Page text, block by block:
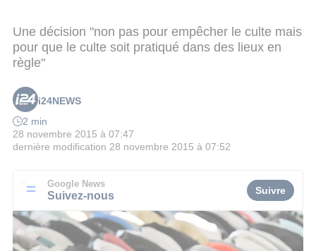
Une décision "non pas pour empêcher le culte mais
pour que le culte soit pratiqué dans des lieux en
règle"
i24NEWS
2 min
28 novembre 2015 à 07:47
dernière modification 28 novembre 2015 à 07:52
Google News
Suivez-nous Suivre